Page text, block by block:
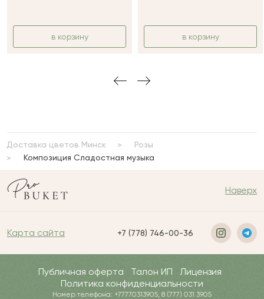
в корзину в корзину
Доставка цветов Минск
Розы
Композиция Сладостная музыка
Наверх
Карта сайта +7 (778) 746-00-36
Публичная оферта Талон ИП
Лицензия
Политика конфиденциальности
Номер телефона: +77770313905, 8 (777) 031 3905